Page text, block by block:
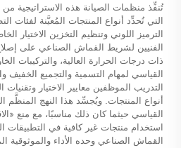
تُنفِّذ منظمات الصيانة هذه الاستراتيجية
التي تُحدِّد أنواع المنتجات المُعيَّنة لفئات
الترميز اللوني وتنظيم التخزين الاختيار
الفنيين لشريط القماش الصناعي على
ذات درجات الحرارة العالية، والتركيبات
القياسي لمهام التسمية والتجميع الخفيف
التدريب الموظفين معايير الاختيار
أنواع المنتجات. ويُجسِّد هذا النهج المنظَّم
القياسي حيثما كان ذلك مناسبًا، مع منع
استخدام منتجات غير كافية في التطبيقات
القماش الصناعي وحده الأداء والموثوقية